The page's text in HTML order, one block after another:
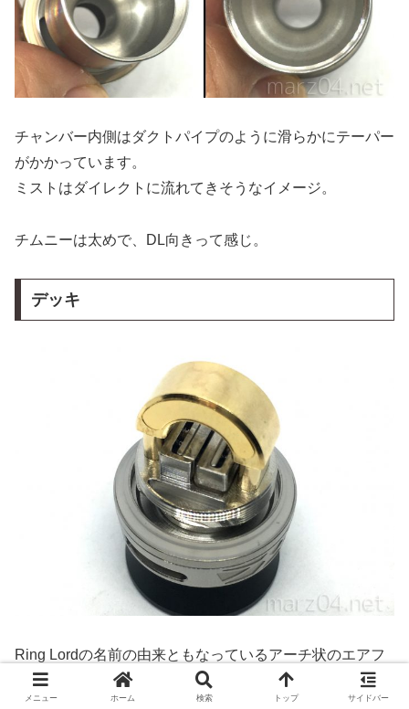
チャンバー内側はダクトパイプのように滑らかにテーパー
がかかっています。
ミストはダイレクトに流れてきそうなイメージ。
チムニーは太めで、DL向きって感じ。
デッキ
Ring Lordの名前の由来ともなっているアーチ状のエアフ
ローを持ったデッキ。
メニュー ホーム 検索 トップ サイドバー